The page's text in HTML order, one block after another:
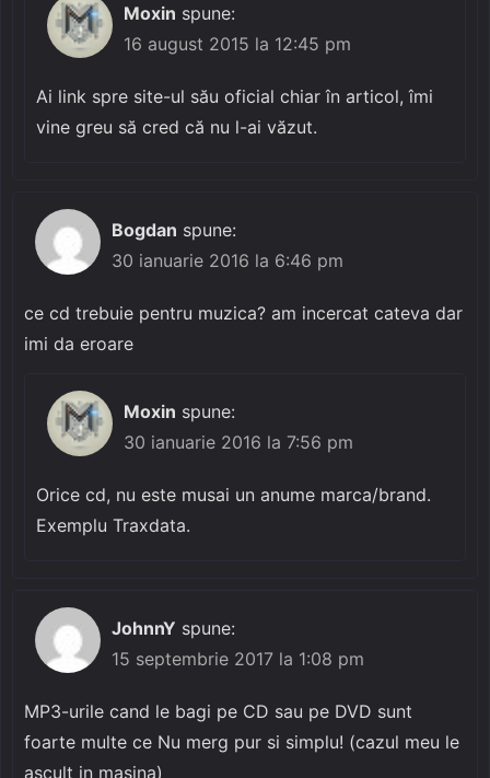
Moxin spune:
16 august 2015 la 12:45 pm
Ai link spre site-ul său oficial chiar în articol, îmi
vine greu să cred că nu l-ai văzut.
Bogdan spune:
30 ianuarie 2016 la 6:46 pm
ce cd trebuie pentru muzica? am incercat cateva dar
imi da eroare
Moxin spune:
30 ianuarie 2016 la 7:56 pm
Orice cd, nu este musai un anume marca/brand.
Exemplu Traxdata.
JohnnY spune:
15 septembrie 2017 la 1:08 pm
MP3-urile cand le bagi pe CD sau pe DVD sunt
foarte multe ce Nu merg pur si simplu! (cazul meu le
ascult in masina)